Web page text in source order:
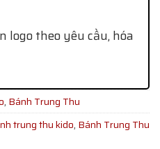
logo theo yêu cầu, hóa
, Bánh Trung Thu
trung thu kido, Bánh Trung Thu